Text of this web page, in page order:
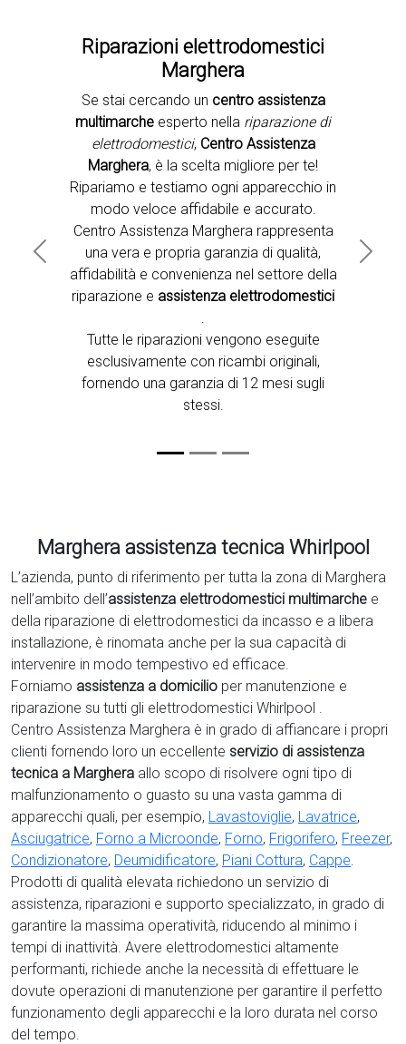
Second slide
Riparazioni elettrodomestici
Marghera
Se stai cercando un centro assistenza
multimarche esperto nella riparazione di
elettrodomestici, Centro Assistenza
Marghera, è la scelta migliore per te!
Ripariamo e testiamo ogni apparecchio in
modo veloce affidabile e accurato.
Centro Assistenza Marghera rappresenta
una vera e propria garanzia di qualità,
affidabilità e convenienza nel settore della
riparazione e assistenza elettrodomestici
.
Tutte le riparazioni vengono eseguite
esclusivamente con ricambi originali,
fornendo una garanzia di 12 mesi sugli
stessi.
Previous Next
Marghera assistenza tecnica Whirlpool
L’azienda, punto di riferimento per tutta la zona di Marghera
nell’ambito dell’assistenza elettrodomestici multimarche e
della riparazione di elettrodomestici da incasso e a libera
installazione, è rinomata anche per la sua capacità di
intervenire in modo tempestivo ed efficace.
Forniamo assistenza a domicilio per manutenzione e
riparazione su tutti gli elettrodomestici Whirlpool .
Centro Assistenza Marghera è in grado di affiancare i propri
clienti fornendo loro un eccellente servizio di assistenza
tecnica a Marghera allo scopo di risolvere ogni tipo di
malfunzionamento o guasto su una vasta gamma di
apparecchi quali, per esempio, Lavastoviglie, Lavatrice,
Asciugatrice, Forno a Microonde, Forno, Frigorifero, Freezer,
Condizionatore, Deumidificatore, Piani Cottura, Cappe.
Prodotti di qualità elevata richiedono un servizio di
assistenza, riparazioni e supporto specializzato, in grado di
garantire la massima operatività, riducendo al minimo i
tempi di inattività. Avere elettrodomestici altamente
performanti, richiede anche la necessità di effettuare le
dovute operazioni di manutenzione per garantire il perfetto
funzionamento degli apparecchi e la loro durata nel corso
del tempo.